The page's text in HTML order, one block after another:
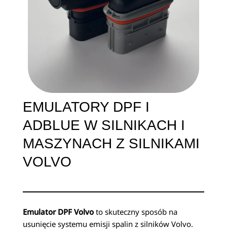
EMULATORY DPF I
ADBLUE W SILNIKACH I
MASZYNACH Z SILNIKAMI
VOLVO
Emulator DPF Volvo to skuteczny sposób na
usunięcie systemu emisji spalin z silników Volvo.